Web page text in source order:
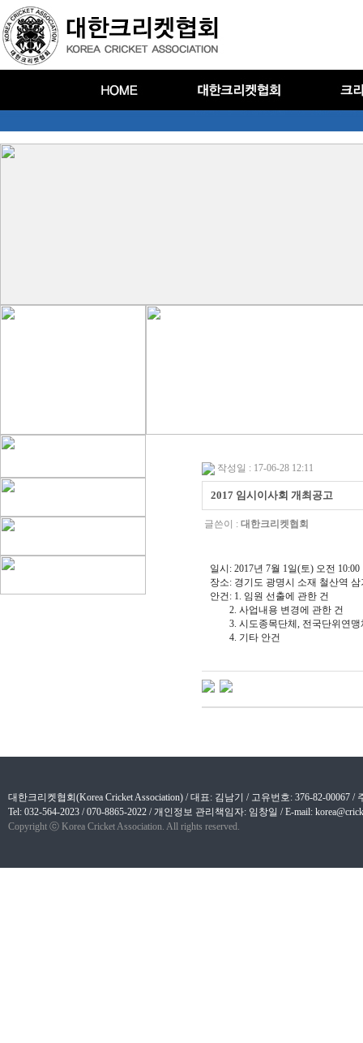
작성일 : 17-06-28 12:11
2017 임시이사회 개최공고
글쓴이 : 대한크리켓협회
일시 : 2017년 7월 1일(토) 오전 10:00
장소: 경기도 광명시 소재 철산역
안건: 1. 임원 선출에 관한 건
2. 사업내용 변경에 관한 건
3. 시도종목단체, 전국단위연
4. 기타 안건
대한크리켓협회(Korea Cricket Association) / 대표: 김남기 / 고유번호: 376-82-00067
Tel: 032-564-2023 / 070-8865-2022 / 개인정보 관리책임자: 임창일 / E-mail:
Copyright ⓒ Korea Cricket Association. All rights reserved.